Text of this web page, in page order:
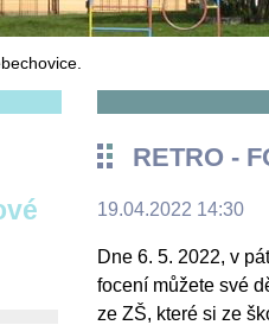
RETRO -
19.04.2022 14:30
Dne 6. 5. 2022, v
focení můžete své
ze ZŠ, které si ze